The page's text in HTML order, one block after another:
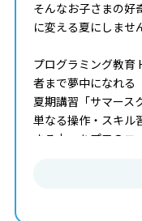
そんなお子さまの好
に変える夏にしませ
プログラミング教育
者まで夢中になれる
夏期講習「サマース
単なる操作・スキル
する力」をプロのコ
■■■ サマースク